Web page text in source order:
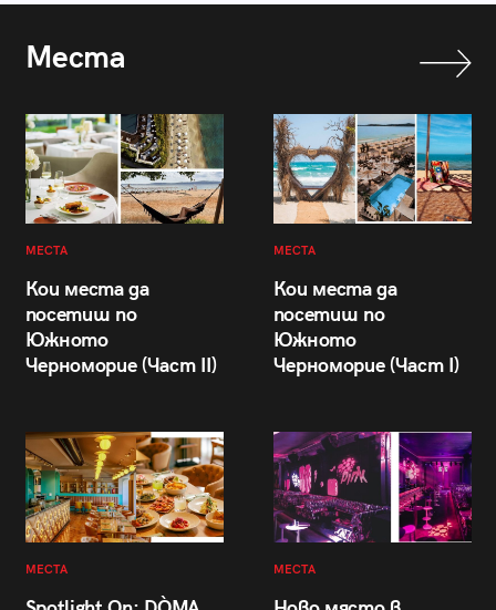
Места
МЕСТА
Кои места да
посетиш по
Южното
Черноморие (Част II)
МЕСТА
Кои места да
посетиш по
Южното
Черноморие (Част I)
МЕСТА МЕСТА